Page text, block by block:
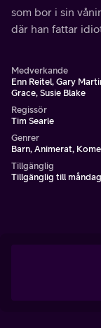
som bor i sin
där han fattar
Medverkande
Enn Reitel, Gary
Grace, Susie Blake
Regissör
Tim Searle
Genrer
Barn, Animerat,
Tillgänglig
Tillgänglig till